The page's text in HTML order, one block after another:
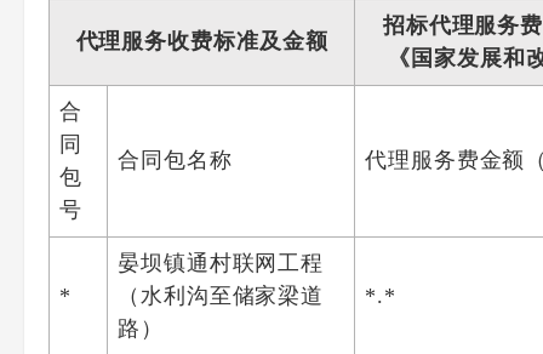
代理服务收费标准及金额
招标代理服务
《国家发展
合
同
包
号
合同包名称 代理服务费金额
*
晏坝镇通村联网工程
（水利沟至储家梁道
路）
*.*